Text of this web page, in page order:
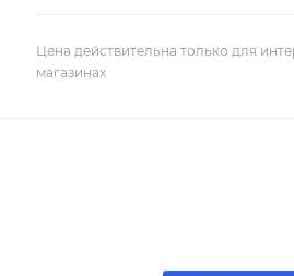
Цена действительна только для
магазинах